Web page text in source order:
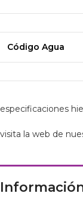
Código Agua
especificaciones
visita la web de